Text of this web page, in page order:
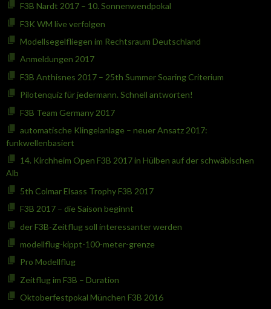
F3B Nardt 2017 – 10. Sonnenwendpokal
F3K WM live verfolgen
Modellsegelfliegen im Rechtsraum Deutschland
Anmeldungen 2017
F3B Anthisnes 2017 – 25th Summer Soaring Criterium
Pilotenquiz für jedermann. Schnell antworten!
F3B Team Germany 2017
automatische Klingelanlage – neuer Ansatz 2017:
funkwellenbasiert
14. Kirchheim Open F3B 2017 in Hülben auf der schwäbischen
Alb
5th Colmar Elsass Trophy F3B 2017
F3B 2017 – die Saison beginnt
der F3B-Zeitflug soll interessanter werden
modellflug-kippt-100-meter-grenze
Pro Modellflug
Zeitflug im F3B – Duration
Oktoberfestpokal München F3B 2016